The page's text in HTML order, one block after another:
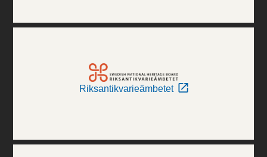
Riksantikvarieämbetet